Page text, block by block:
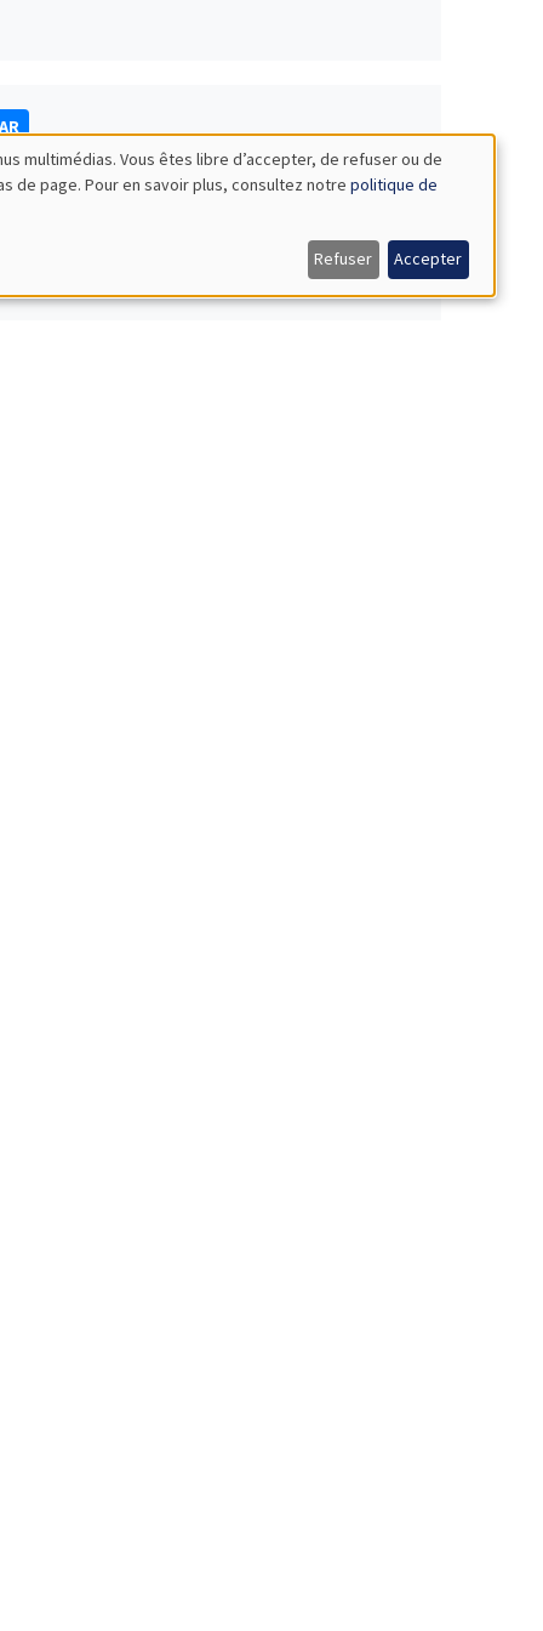
multimédias. Vous êtes libre d’accepter, de refuser ou de
de page. Pour en savoir plus, consultez notre politique de
Refuser Accepter